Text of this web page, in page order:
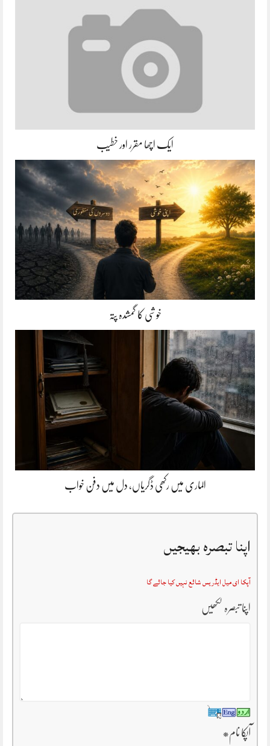
ایک اچھا مقرر اور خطیب
خوشی کا گمشدہ پتہ
الماری میں رکھی ڈگریاں، دل میں دفن خواب
اپنا تبصرہ بھیجیں
آپکا ای میل ایڈریس شائع نہیں کیا جائے گا
اپنا تبصرہ لکھیں
آپکا نام*